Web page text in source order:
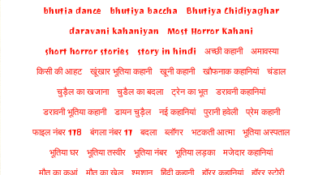
bhutia dance bhutiya baccha
Bhutiya Chidiyaghar
daravani kahaniyan
Most Horror Kahani
short horror stories
story in hindi अच्छी कहानी
अमावस्या
किसी की आहट
खूंखार भूतिया कहानी खूनी कहानी खौफनाक कहानियां
चंडाल
चुड़ैल का खजाना
चुडैल का बदला ट्रेन का भूत
डरावनी कहानियां
डरावनी भूतिया कहानी
डायन चुड़ैल नई कहानियां पुरानी हवेली
प्रेम कहानी
फाइल नंबर 178
बंगला नंबर 17 बदला ब्लॉगर भटकती आत्मा
भूतिया अस्पताल
भूतिया घर
भूतिया तस्वीर भूतिया नंबर भूतिया लड़का
मजेदार कहानियां